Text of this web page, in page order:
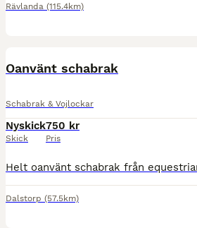
Rävlanda (115.4km)
Oanvänt schabrak
Schabrak & Vojlockar
Nyskick
Skick
750 kr
Pris
Dalstorp (57.5km)